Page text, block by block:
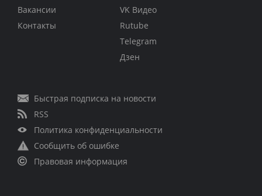
Вакансии
Контакты
VK Видео
Rutube
Telegram
Дзен
Быстрая подписка на новости
RSS
Политика конфиденциальности
Сообщить об ошибке
Правовая информация